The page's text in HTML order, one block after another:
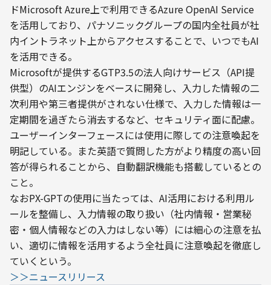
ドMicrosoft Azure上で利用できるAzure OpenAI Service
を活用しており、パナソニックグループの国内全社員が社
内イントラネット上からアクセスすることで、いつでもAI
を活用できる。
Microsoftが提供するGTP3.5の法人向けサービス（API提
供型）のAIエンジンをベースに開発し、入力した情報の二
次利用や第三者提供がされない仕様で、入力した情報は一
定期間を過ぎたら消去するなど、セキュリティ面に配慮。
ユーザーインターフェースには使用に際しての注意喚起を
明記している。また英語で質問した方がより精度の高い回
答が得られることから、自動翻訳機能も搭載しているとの
こと。
なおPX-GPTの使用に当たっては、AI活用における利用ル
ールを整備し、入力情報の取り扱い（社内情報・営業秘
密・個人情報などの入力はしない等）には細心の注意を払
い、適切に情報を活用するよう全社員に注意喚起を徹底し
ていくという。
＞＞ニュースリリース